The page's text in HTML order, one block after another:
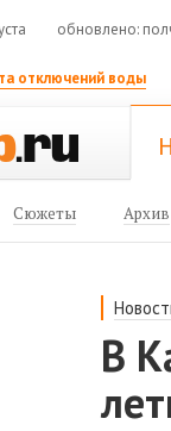
обновлено:
отключений воды
Сюжеты Архив
В